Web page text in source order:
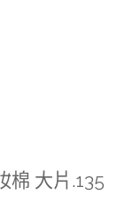
棉 大片.135